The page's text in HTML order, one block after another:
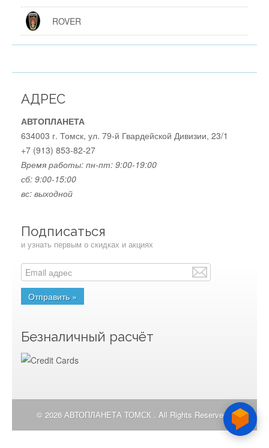
ROVER
АДРЕС
АВТОПЛАНЕТА
634003 г. Томск, ул. 79-й Гвардейской Дивизии, 23/1
+7 (913) 853-82-27
Время работы: пн-пт: 9:00-19:00
сб: 9:00-15:00
вс: выходной
Подписаться
и узнать первым о скидках и акциях
Безналичный расчёт
© 2026 АВТОПЛАНЕТА ТОМСК . All Rights Reserved.